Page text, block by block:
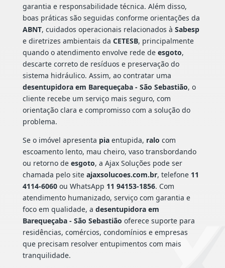
garantia e responsabilidade técnica. Além disso,
boas práticas são seguidas conforme orientações da
ABNT, cuidados operacionais relacionados à Sabesp
e diretrizes ambientais da CETESB, principalmente
quando o atendimento envolve rede de esgoto,
descarte correto de resíduos e preservação do
sistema hidráulico. Assim, ao contratar uma
desentupidora em Barequeçaba - São Sebastião, o
cliente recebe um serviço mais seguro, com
orientação clara e compromisso com a solução do
problema.
Se o imóvel apresenta piaentupida, ralo com
escoamento lento, mau cheiro, vaso transbordando
ou retorno de esgoto, a Ajax Soluções pode ser
chamada pelo site ajaxsolucoes.com.br, telefone 11
4114-6060ou WhatsApp 11 94153-1856. Com
atendimento humanizado, serviço com garantia e
foco em qualidade, a desentupidora em
Barequeçaba - São Sebastião oferece suporte para
residências, comércios, condomínios e empresas
que precisam resolver entupimentos com mais
tranquilidade.